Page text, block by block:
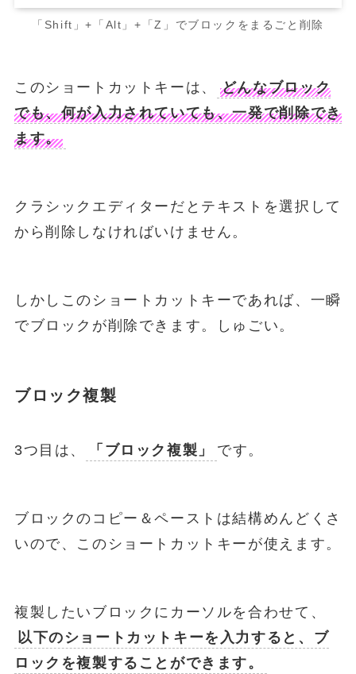
「Shift」+「Alt」+「Z」でブロックをまるごと削除
このショートカットキーは、
どんなブロック
でも、何が入力されていても、一発で削除でき
ます。
クラシックエディターだとテキストを選択して
から削除しなければいけません。
しかしこのショートカットキーであれば、一瞬
でブロックが削除できます。しゅごい。
ブロック複製
3つ目は、 「ブロック複製」 です。
ブロックのコピー＆ペーストは結構めんどくさ
いので、このショートカットキーが使えます。
複製したいブロックにカーソルを合わせて、
以下のショートカットキーを入力すると、ブ
ロックを複製することができます。